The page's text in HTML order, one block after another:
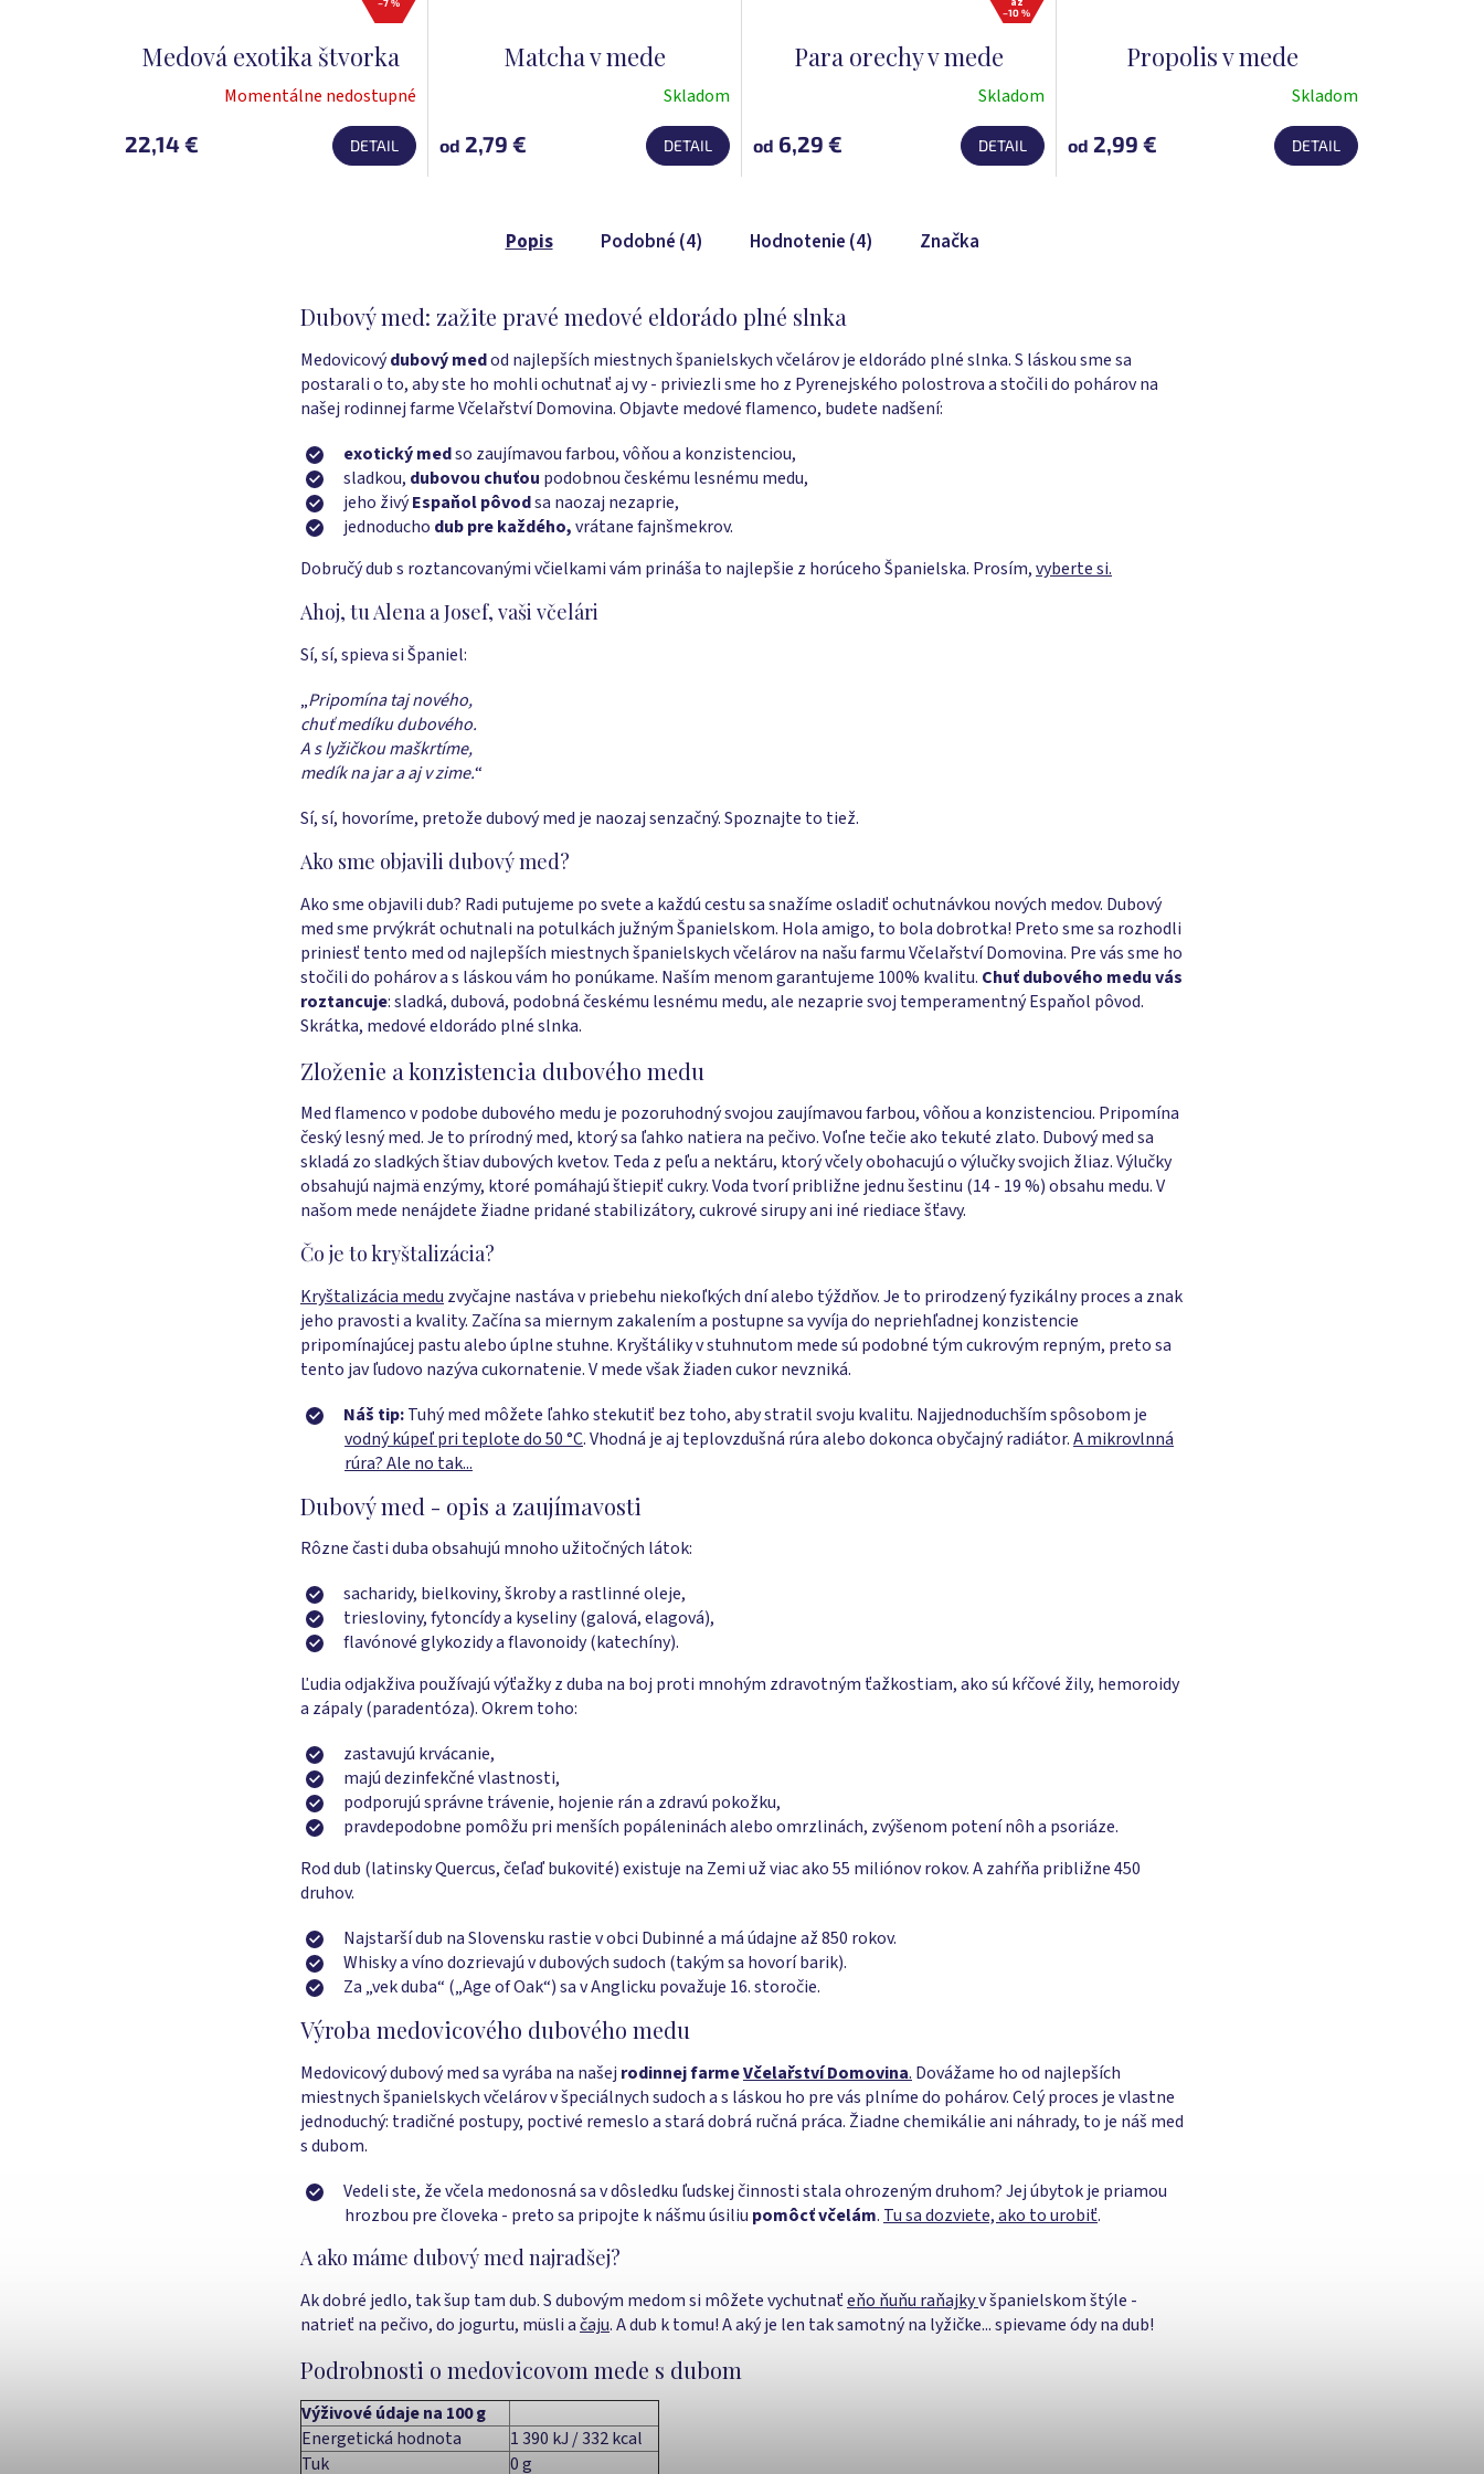
–7 %
Medová exotika štvorka
Momentálne nedostupné
22,14 € DETAIL
Matcha v mede
Skladom
od 2,79 € DETAIL
až
–10 %
Para orechy v mede
produktu
5
Skladom
od 6,29 € DETAIL
Propolis v mede
Skladom
od 2,99 € DETAIL
Popis Podobné (4) Hodnotenie (4) Značka
Dubový med: zažite pravé medové eldorádo plné slnka
Medovicovýdubový medod najlepších miestnych španielskych včelárov je eldorádo plné slnka. S láskou sme sa
postarali o to, aby ste ho mohli ochutnať aj vy - priviezli sme ho z Pyrenejského polostrova a stočili do pohárov na
našej rodinnej farme Včelařství Domovina. Objavte medové flamenco, budete nadšení:
exotický medso zaujímavou farbou, vôňou a konzistenciou,
sladkou, dubovou chuťou podobnou českému lesnému medu,
jeho živýEspaňol pôvodsa naozaj nezaprie,
jednoducho dub pre každého,vrátane fajnšmekrov.
Dobručý dub s roztancovanými včielkami vám prináša to najlepšie z horúceho Španielska. Prosím,vyberte si.
Ahoj, tu Alena a Josef, vaši včelári
Sí, sí, spieva si Španiel:
„Pripomína taj nového,
chuť medíku dubového.
A s lyžičkou maškrtíme,
medík na jar a aj v zime.“
Sí, sí, hovoríme, pretože dubový med je naozaj senzačný. Spoznajte to tiež.
Ako sme objavili dubový med?
Ako sme objavili dub? Radi putujeme po svete a každú cestu sa snažíme osladiť ochutnávkou nových medov. Dubový
med sme prvýkrát ochutnali na potulkách južným Španielskom. Hola amigo, to bola dobrotka! Preto sme sa rozhodli
priniesť tento med od najlepších miestnych španielskych včelárov na našu farmu Včelařství Domovina. Pre vás sme ho
stočili do pohárov a s láskou vám ho ponúkame. Naším menom garantujeme 100% kvalitu. Chuť dubového medu vás
roztancuje: sladká, dubová, podobná českému lesnému medu, ale nezaprie svoj temperamentný Espaňol pôvod.
Skrátka, medové eldorádo plné slnka.
Zloženie a konzistencia dubového medu
Med flamenco v podobe dubového medu je pozoruhodný svojou zaujímavou farbou, vôňou a konzistenciou. Pripomína
český lesný med. Je to prírodný med, ktorý sa ľahko natiera na pečivo. Voľne tečie ako tekuté zlato. Dubový med sa
skladá zo sladkých štiav dubových kvetov. Teda z peľu a nektáru, ktorý včely obohacujú o výlučky svojich žliaz. Výlučky
obsahujú najmä enzýmy, ktoré pomáhajú štiepiť cukry. Voda tvorí približne jednu šestinu (14 - 19 %) obsahu medu. V
našom mede nenájdete žiadne pridané stabilizátory, cukrové sirupy ani iné riediace šťavy.
Čo je to kryštalizácia?
Kryštalizácia medu zvyčajne nastáva v priebehu niekoľkých dní alebo týždňov. Je to prirodzený fyzikálny proces a znak
jeho pravosti a kvality. Začína sa miernym zakalením a postupne sa vyvíja do nepriehľadnej konzistencie
pripomínajúcej pastu alebo úplne stuhne. Kryštáliky v stuhnutom mede sú podobné tým cukrovým repným, preto sa
tento jav ľudovo nazýva cukornatenie. V mede však žiaden cukor nevzniká.
Náš tip:Tuhý med môžete ľahko stekutiť bez toho, aby stratil svoju kvalitu. Najjednoduchším spôsobom je
vodný kúpeľ pri teplote do 50 °C. Vhodná je aj teplovzdušná rúra alebo dokonca obyčajný radiátor.A mikrovlnná
rúra? Ale no tak...
Dubový med - opis a zaujímavosti
Rôzne časti duba obsahujú mnoho užitočných látok:
sacharidy, bielkoviny, škroby a rastlinné oleje,
triesloviny, fytoncídy a kyseliny (galová, elagová),
flavónové glykozidy a flavonoidy (katechíny).
Ľudia odjakživa používajú výťažky z duba na boj proti mnohým zdravotným ťažkostiam, ako sú kŕčové žily, hemoroidy
a zápaly (paradentóza). Okrem toho:
zastavujú krvácanie,
majú dezinfekčné vlastnosti,
podporujú správne trávenie, hojenie rán a zdravú pokožku,
pravdepodobne pomôžu pri menších popáleninách alebo omrzlinách, zvýšenom potení nôh a psoriáze.
Rod dub (latinsky Quercus, čeľaď bukovité) existuje na Zemi už viac ako 55 miliónov rokov. A zahŕňa približne 450
druhov.
Najstarší dub na Slovensku rastie v obci Dubinné a má údajne až 850 rokov.
Whisky a víno dozrievajú v dubových sudoch (takým sa hovorí barik).
Za „vek duba“ („Age of Oak“) sa v Anglicku považuje 16. storočie.
Výroba medovicového dubového medu
Medovicový dubový med sa vyrába na našej rodinnej farmeVčelařství Domovina. Dovážame ho od najlepších
miestnych španielskych včelárov v špeciálnych sudoch a s láskou ho pre vás plníme do pohárov. Celý proces je vlastne
jednoduchý: tradičné postupy, poctivé remeslo a stará dobrá ručná práca. Žiadne chemikálie ani náhrady, to je náš med
s dubom.
Vedeli ste, že včela medonosná sa v dôsledku ľudskej činnosti stala ohrozeným druhom? Jej úbytok je priamou
hrozbou pre človeka - preto sa pripojte k nášmu úsiliu pomôcť včelám. Tu sa dozviete, ako to urobiť.
A ako máme dubový med najradšej?
Ak dobré jedlo, tak šup tam dub. S dubovým medom si môžete vychutnaťeňo ňuňu raňajkyv španielskom štýle -
natrieť na pečivo, do jogurtu, müsli ačaju. A dub k tomu! A aký je len tak samotný na lyžičke... spievame ódy na dub!
Podrobnosti o medovicovom mede s dubom
Výživové údaje na 100 g
Energetická hodnota
1 390 kJ / 332 kcal
Tuk
0 g